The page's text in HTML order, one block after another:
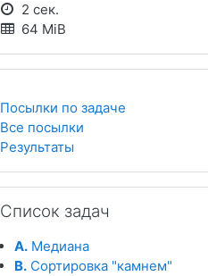
2 сек.
64 MiB
Посылки по задаче
Все посылки
Результаты
Список задач
A. Медиана
B. Сортировка "камнем"